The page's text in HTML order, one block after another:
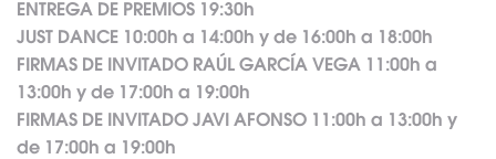
ENTREGA DE PREMIOS 19:30h
JUST DANCE 10:00h a 14:00h y de 16:00h a 18:00h
FIRMAS DE INVITADO RAÚL GARCÍA VEGA 11:00h a
13:00h y de 17:00h a 19:00h
FIRMAS DE INVITADO JAVI AFONSO 11:00h a 13:00h y
de 17:00h a 19:00h